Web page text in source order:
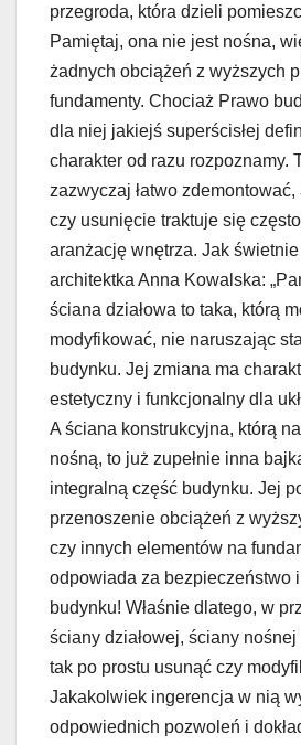
przegroda, która dzieli
Pamiętaj, ona nie jest nośna,
żadnych obciążeń z wyższych
fundamenty. Chociaż Prawo
dla niej jakiejś superścisłej
charakter od razu rozpoznamy.
zazwyczaj łatwo
czy usunięcie traktuje się
aranżację wnętrza. Jak świetnie
architektka Anna Kowalska:
ściana działowa to taka, którą
modyfikować, nie naruszając
budynku. Jej zmiana ma
estetyczny i funkcjonalny dla
A ściana konstrukcyjna, którą
nośną, to już zupełnie inna
integralną część budynku. Jej
przenoszenie obciążeń z
czy innych elementów na
odpowiada za bezpieczeństwo
budynku! Właśnie dlatego, w
ściany działowej, ściany
tak po prostu usunąć czy
Jakakolwiek ingerencja w nią
odpowiednich pozwoleń i